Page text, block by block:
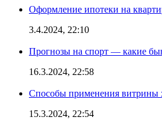
Оформление ипотеки на
3.4.2024, 22:10
Прогнозы на спорт — какие
16.3.2024, 22:58
Способы применения витрины
15.3.2024, 22:54